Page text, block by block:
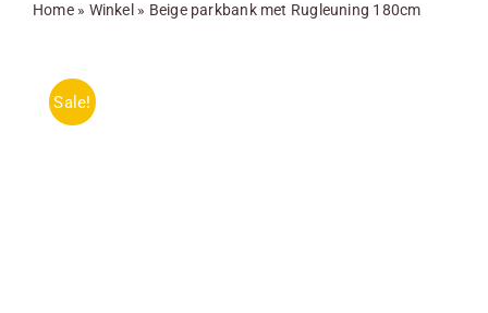
Over ons
Home» Winkel » Beige parkbank met Rugleuning 180cm
Sale!